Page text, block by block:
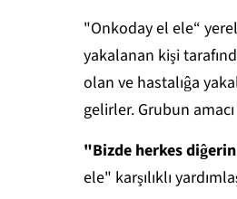
"Onkoday el ele“
yakalanan kişi
olan ve hastalıĝa
gelirler. Grubun
"Bizde herkes
ele" karşılıklı